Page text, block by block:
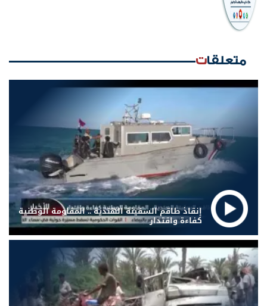
متعلقات
إنقاذ طاقم السفينة الهندية .. المقاومة الوطنية
كفاءة واقتدار